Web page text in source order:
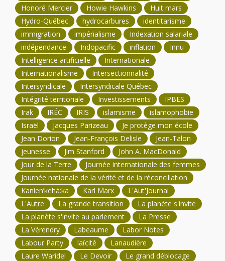
Honoré Mercier
Howie Hawkins
Huit mars
Hydro-Québec
hydrocarbures
identitarisme
immigration
impérialisme
Indexation salariale
indépendance
Indopacific inflation
Innu
Intelligence artificielle
Internationale
Internationalisme
Intersectionnalité
Intersyndicale
Intersyndicale Québec
Intégrité territoriale
Investissements
IPBES
Irak
IRÉC IRIS islamisme
islamophobie
Israël
Jacques Parizeau
Je protège mon école
Jean Dorion
Jean-François Delisle
Jean-Talon
jeunesse
Jim Stanford
John A. MacDonald
Jour de la Terre
Journée internationale des femmes
Journée nationale de la vérité et de la réconciliation
Kanien’kehá:ka
Karl Marx
L'Aut'Journal
L'Autre
La grande transition
La planète s'invite
La planète s'invite au parlement
La Presse
La Vérendry
Labeaume
Labor Notes
Labour Party
laïcité
Lanaudière
Laure Waridel
Le Devoir
Le grand déblocage